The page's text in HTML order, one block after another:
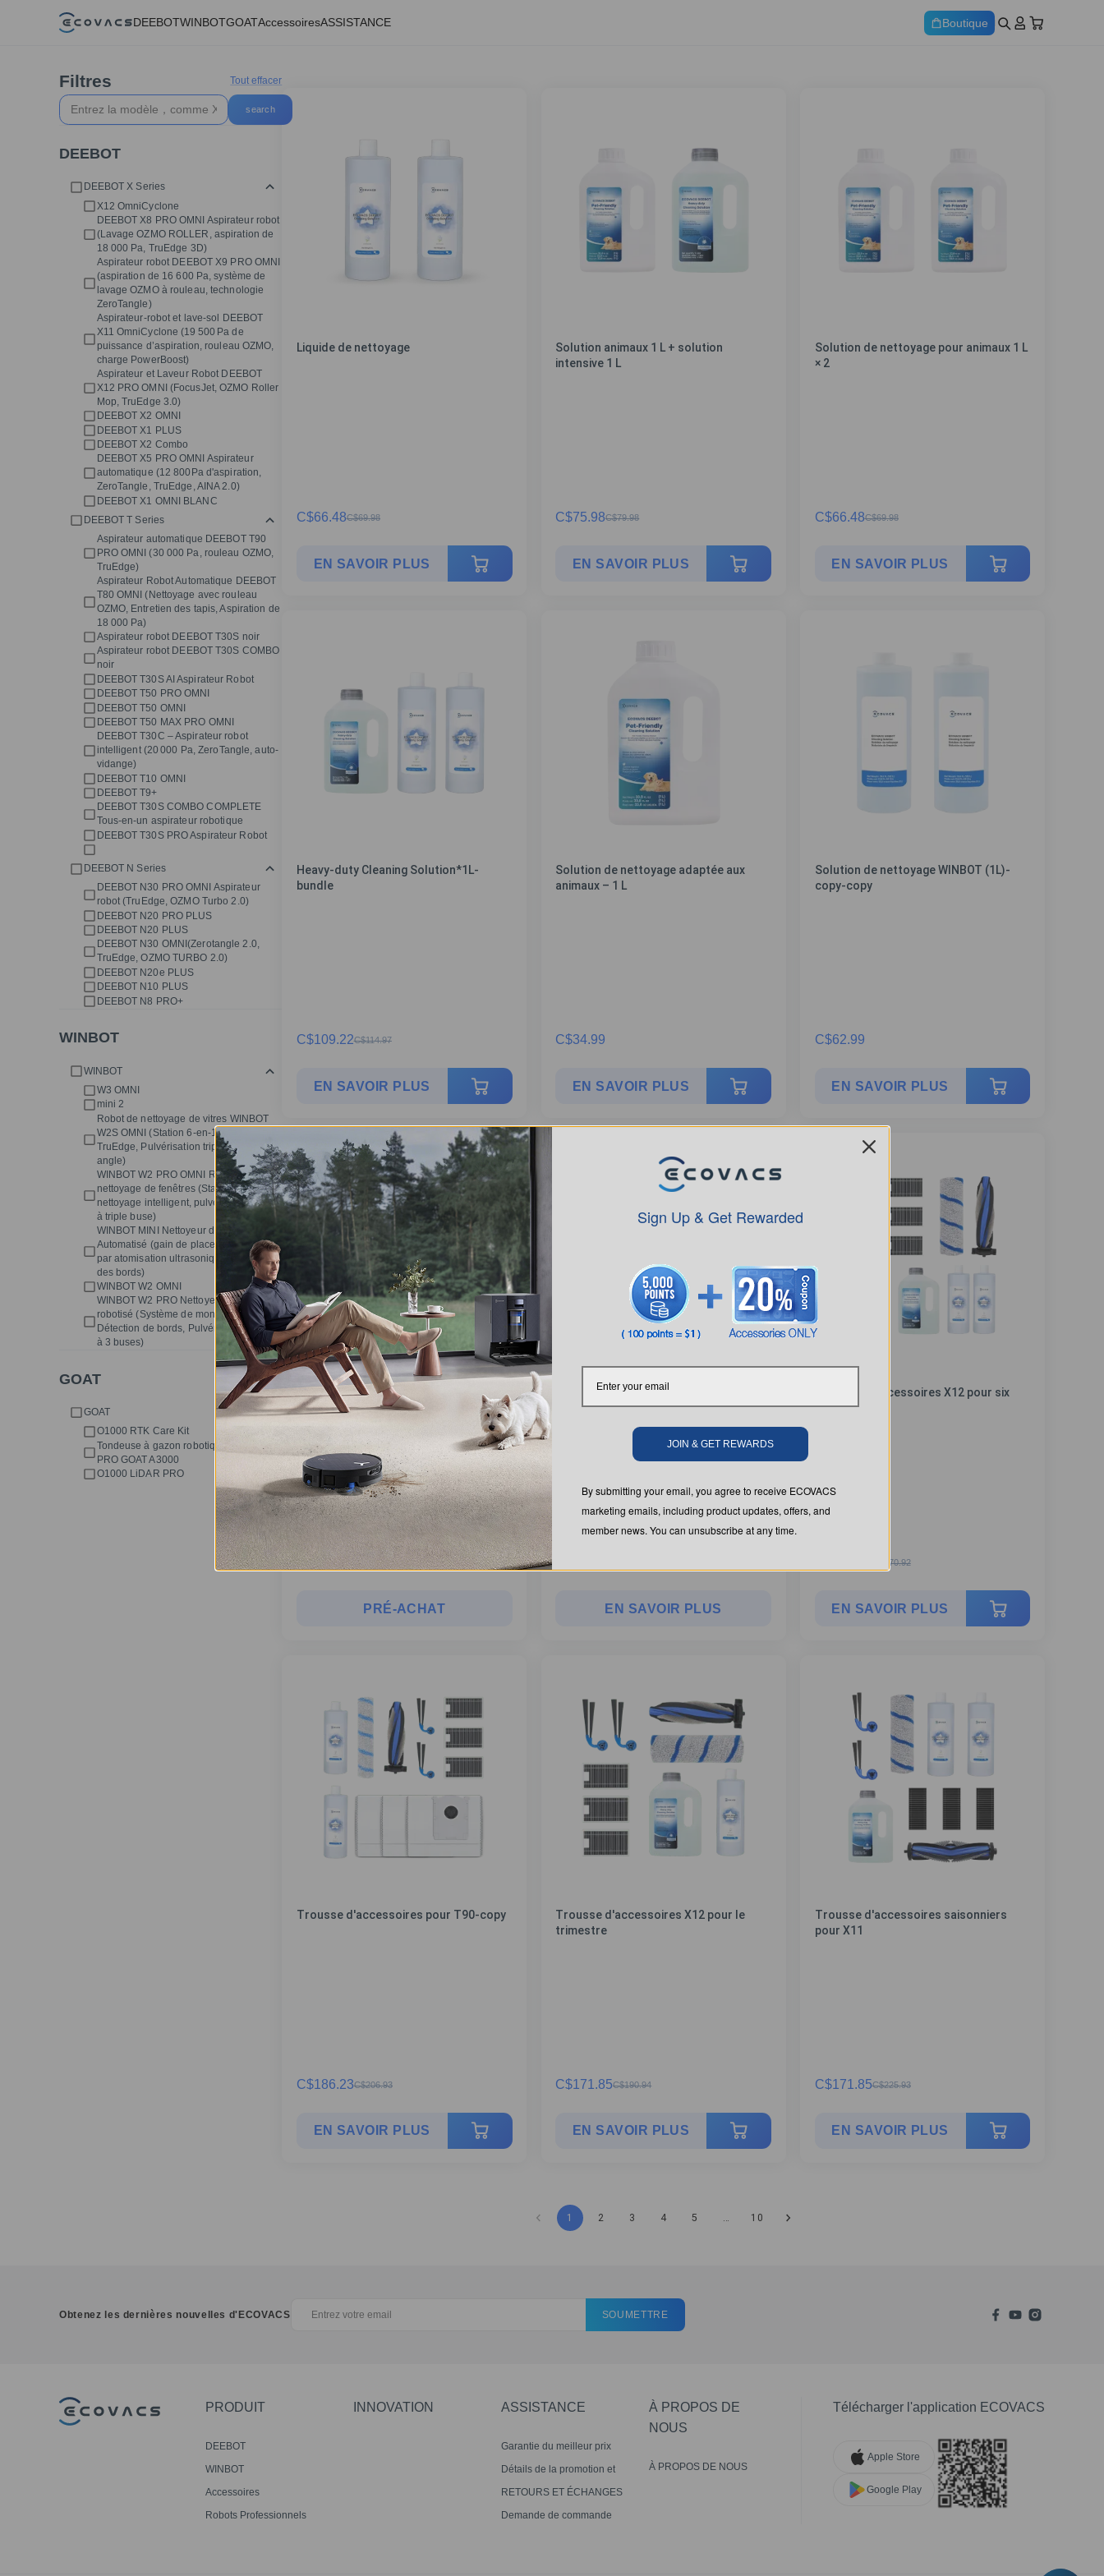
DEEBOTWINBOTGOATAccessoiresASSISTANCE Boutique
Liquide de nettoyage
C$66.48C$69.98
EN SAVOIR PLUS
Solution animaux 1 L + solution
intensive 1 L
C$75.98C$79.98
EN SAVOIR PLUS
Solution de nettoyage pour animaux 1 L
× 2
C$66.48C$69.98
EN SAVOIR PLUS
Heavy-duty Cleaning Solution*1L-
bundle
C$109.22C$114.97
EN SAVOIR PLUS
Solution de nettoyage adaptée aux
animaux – 1 L
C$34.99
EN SAVOIR PLUS
Solution de nettoyage WINBOT (1L)-
copy-copy
C$62.99
EN SAVOIR PLUS
Solution de nettoyage WINBOT (1L)-
copy
C$34.99
PRÉ-ACHAT
Solution de nettoyage WINBOT (1L)
EN SAVOIR PLUS
Trousse d'accessoires X12 pour six
mois
270.92
EN SAVOIR PLUS
Trousse d'accessoires pour T90-copy
C$186.23C$206.93
EN SAVOIR PLUS
Trousse d'accessoires X12 pour le
trimestre
C$171.85C$190.94
EN SAVOIR PLUS
Trousse d'accessoires saisonniers
pour X11
C$171.85C$225.93
EN SAVOIR PLUS
1 2 3 4 5 10
Filtres Tout effacer
search
DEEBOT
DEEBOT X Series
X12 OmniCyclone
DEEBOT X8 PRO OMNI Aspirateur robot
(Lavage OZMO ROLLER, aspiration de
18 000 Pa, TruEdge 3D)
Aspirateur robot DEEBOT X9 PRO OMNI
(aspiration de 16 600 Pa, système de
lavage OZMO à rouleau, technologie
ZeroTangle)
Aspirateur‑robot et lave‑sol DEEBOT
X11 OmniCyclone (19 500 Pa de
puissance d’aspiration, rouleau OZMO,
charge PowerBoost)
Aspirateur et Laveur Robot DEEBOT
X12 PRO OMNI (FocusJet, OZMO Roller
Mop, TruEdge 3.0)
DEEBOT X2 OMNI
DEEBOT X1 PLUS
DEEBOT X2 Combo
DEEBOT X5 PRO OMNI Aspirateur
automatique (12 800Pa d'aspiration,
ZeroTangle, TruEdge, AINA 2.0)
DEEBOT X1 OMNI BLANC
DEEBOT T Series
Aspirateur automatique DEEBOT T90
PRO OMNI (30 000 Pa, rouleau OZMO,
TruEdge)
Aspirateur Robot Automatique DEEBOT
T80 OMNI (Nettoyage avec rouleau
OZMO, Entretien des tapis, Aspiration de
18 000 Pa)
Aspirateur robot DEEBOT T30S noir
Aspirateur robot DEEBOT T30S COMBO
noir
DEEBOT T30S AI Aspirateur Robot
DEEBOT T50 PRO OMNI
DEEBOT T50 OMNI
DEEBOT T50 MAX PRO OMNI
DEEBOT T30C – Aspirateur robot
intelligent (20 000 Pa, ZeroTangle, auto-
vidange)
DEEBOT T10 OMNI
DEEBOT T9+
DEEBOT T30S COMBO COMPLETE
Tous-en-un aspirateur robotique
DEEBOT T30S PRO Aspirateur Robot
DEEBOT N Series
DEEBOT N30 PRO OMNI Aspirateur
robot (TruEdge, OZMO Turbo 2.0)
DEEBOT N20 PRO PLUS
DEEBOT N20 PLUS
DEEBOT N30 OMNI(Zerotangle 2.0,
TruEdge, OZMO TURBO 2.0)
DEEBOT N20e PLUS
DEEBOT N10 PLUS
DEEBOT N8 PRO+
WINBOT
WINBOT
W3 OMNI
mini 2
Robot de nettoyage de vitres WINBOT
W2S OMNI (Station 6-en-1, Précision
TruEdge, Pulvérisation triple à large
angle)
WINBOT W2 PRO OMNI Robot de
nettoyage de fenêtres (Station portable,
nettoyage intelligent, pulvérisateur d'eau
à triple buse)
WINBOT MINI Nettoyeur de Fenêtres
Automatisé (gain de place, pulvérisation
par atomisation ultrasonique, nettoyage
des bords)
WINBOT W2 OMNI
WINBOT W2 PRO Nettoyeur de fenêtres
robotisé (Système de montée stable,
Détection de bords, Pulvérisateur d'eau
à 3 buses)
GOAT
GOAT
O1000 RTK Care Kit
Tondeuse à gazon robotique LiDAR
PRO GOAT A3000
O1000 LiDAR PRO
Obtenez les dernières nouvelles d'ECOVACS SOUMETTRE
PRODUIT
DEEBOT
WINBOT
Accessoires
Robots Professionnels
INNOVATION ASSISTANCE
Garantie du meilleur prix
Détails de la promotion et
avis de non-responsabilité
RETOURS ET ÉCHANGES
Demande de commande
À PROPOS DE
NOUS
À PROPOS DE NOUS
Télécharger l'application ECOVACS
Apple Store
Google Play
Sign Up & Get Rewarded
JOIN & GET REWARDS
By submitting your email, you agree to receive ECOVACS
marketing emails, including product updates, offers, and
member news. You can unsubscribe at any time.